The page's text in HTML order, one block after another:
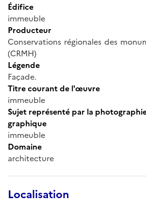
Édifice
immeuble
Producteur
Conservations régionales des
(CRMH)
Légende
Façade.
Titre courant de l'œuvre
immeuble
Sujet représenté par la
graphique
immeuble
Domaine
architecture
Localisation